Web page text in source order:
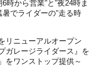
時から営業"と"夜24時ま
でライダーの"走る時
リニューアルオープン
ガレージライダース』を
をワンストップ提供～